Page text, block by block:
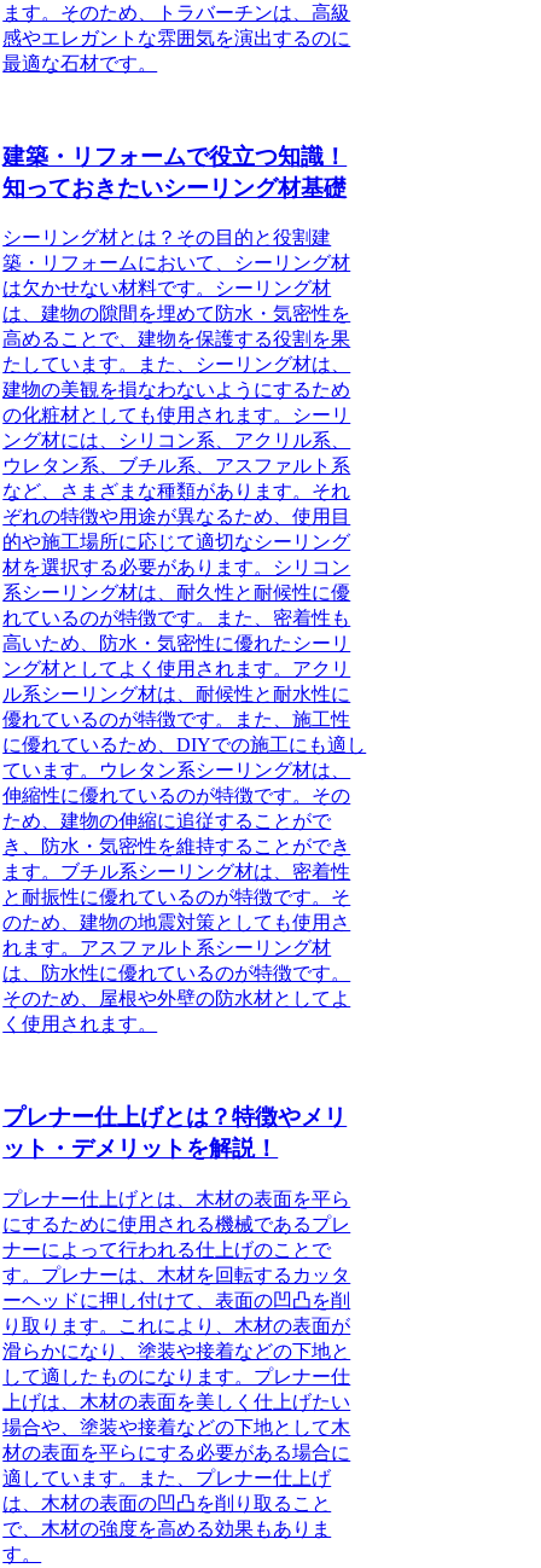
ます。そのため、トラバーチンは、高級
感やエレガントな雰囲気を演出するのに
最適な石材です。
建築・リフォームで役立つ知識！
知っておきたいシーリング材基礎
シーリング材とは？その目的と役割建
築・リフォームにおいて、シーリング材
は欠かせない材料です。シーリング材
は、建物の隙間を埋めて防水・気密性を
高めることで、建物を保護する役割を果
たしています。また、シーリング材は、
建物の美観を損なわないようにするため
の化粧材としても使用されます。シーリ
ング材には、シリコン系、アクリル系、
ウレタン系、ブチル系、アスファルト系
など、さまざまな種類があります。それ
ぞれの特徴や用途が異なるため、使用目
的や施工場所に応じて適切なシーリング
材を選択する必要があります。シリコン
系シーリング材は、耐久性と耐候性に優
れているのが特徴です。また、密着性も
高いため、防水・気密性に優れたシーリ
ング材としてよく使用されます。アクリ
ル系シーリング材は、耐候性と耐水性に
優れているのが特徴です。また、施工性
に優れているため、DIYでの施工にも適し
ています。ウレタン系シーリング材は、
伸縮性に優れているのが特徴です。その
ため、建物の伸縮に追従することがで
き、防水・気密性を維持することができ
ます。ブチル系シーリング材は、密着性
と耐振性に優れているのが特徴です。そ
のため、建物の地震対策としても使用さ
れます。アスファルト系シーリング材
は、防水性に優れているのが特徴です。
そのため、屋根や外壁の防水材としてよ
く使用されます。
プレナー仕上げとは？特徴やメリ
ット・デメリットを解説！
プレナー仕上げとは、木材の表面を平ら
にするために使用される機械であるプレ
ナーによって行われる仕上げのことで
す。プレナーは、木材を回転するカッタ
ーヘッドに押し付けて、表面の凹凸を削
り取ります。これにより、木材の表面が
滑らかになり、塗装や接着などの下地と
して適したものになります。プレナー仕
上げは、木材の表面を美しく仕上げたい
場合や、塗装や接着などの下地として木
材の表面を平らにする必要がある場合に
適しています。また、プレナー仕上げ
は、木材の表面の凹凸を削り取ること
で、木材の強度を高める効果もありま
す。